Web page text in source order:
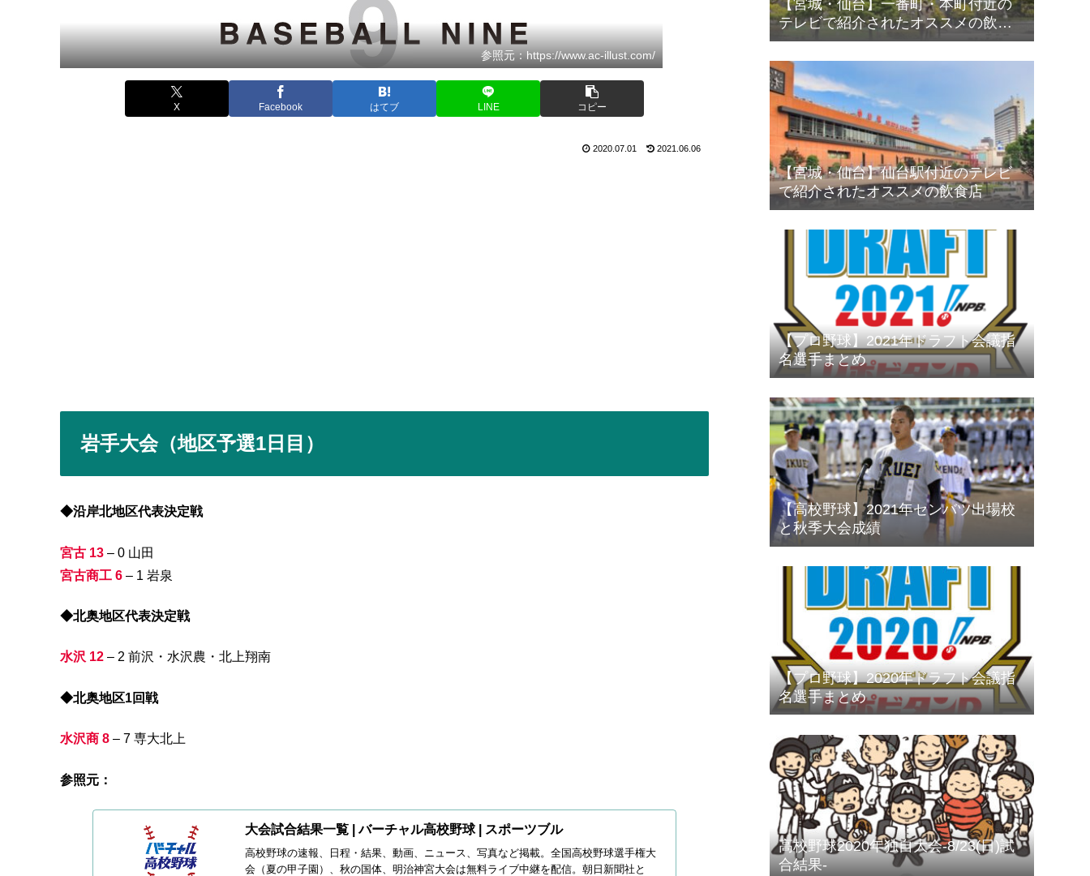
参照元：https://www.ac-illust.com/
X Facebook はてブ LINE コピー
2020.07.01 2021.06.06
岩手大会（地区予選1日目）
◆沿岸北地区代表決定戦
宮古 13 – 0 山田
宮古商工 6 – 1 岩泉
◆北奥地区代表決定戦
水沢 12 – 2 前沢・水沢農・北上翔南
◆北奥地区1回戦
水沢商 8 – 7 専大北上
参照元：
大会試合結果一覧 | バーチャル高校野球 | スポーツブル
高校野球の速報、日程・結果、動画、ニュース、写真など掲載。全国高校野球選手権大
会（夏の甲子園）、秋の国体、明治神宮大会は無料ライブ中継を配信。朝日新聞社と
【宮城・仙台】一番町・本町付近の
テレビで紹介されたオススメの飲食
店
【宮城・仙台】仙台駅付近のテレビ
で紹介されたオススメの飲食店
【プロ野球】2021年ドラフト会議指
名選手まとめ
【高校野球】2021年センバツ出場校
と秋季大会成績
【プロ野球】2020年ドラフト会議指
名選手まとめ
高校野球2020年独自大会-8/23(日)試
合結果-